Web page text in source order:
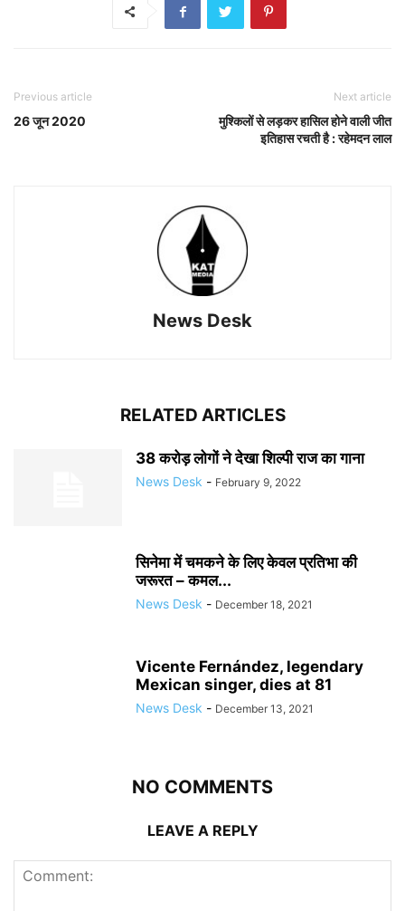
Previous article
26 जून 2020
Next article
मुश्किलों से लड़कर हासिल होने वाली जीत
इतिहास रचती है : रहेमदन लाल
News Desk
RELATED ARTICLES
38 करोड़ लोगों ने देखा शिल्पी राज का गाना
News Desk - February 9, 2022
सिनेमा में चमकने के लिए केवल प्रतिभा की
जरूरत – कमल...
News Desk - December 18, 2021
Vicente Fernández, legendary
Mexican singer, dies at 81
News Desk - December 13, 2021
NO COMMENTS
LEAVE A REPLY